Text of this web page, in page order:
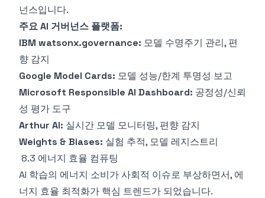
넌스입니다.
주요 AI 거버넌스 플랫폼:
IBM watsonx.governance: 모델 수명주기 관리, 편
향 감지
Google Model Cards: 모델 성능/한계 투명성 보고
Microsoft Responsible AI Dashboard: 공정성/신뢰
성 평가 도구
Arthur AI: 실시간 모델 모니터링, 편향 감지
Weights & Biases: 실험 추적, 모델 레지스트리
8.3 에너지 효율 컴퓨팅
AI 학습의 에너지 소비가 사회적 이슈로 부상하면서, 에
너지 효율 최적화가 핵심 트렌드가 되었습니다.